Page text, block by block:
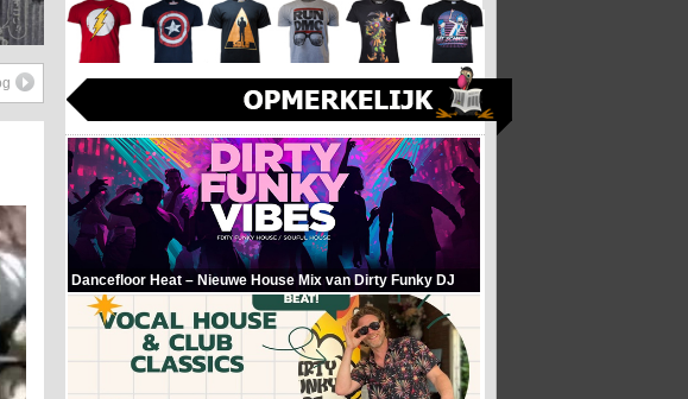
Dancefloor Heat – Nieuwe House Mix van Dirty Funky DJ